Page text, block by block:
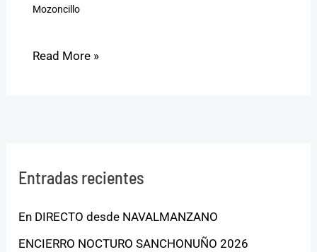
Mozoncillo
Read More »
Entradas recientes
En DIRECTO desde NAVALMANZANO
ENCIERRO NOCTURO SANCHONUÑO 2026